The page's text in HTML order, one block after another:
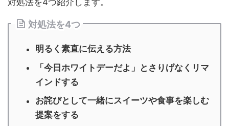
対処法を4つ紹介します。
対処法を4つ
明るく素直に伝える方法
「今日ホワイトデーだよ」とさりげなくリマ
インドする
お詫びとして一緒にスイーツや食事を楽しむ
提案をする